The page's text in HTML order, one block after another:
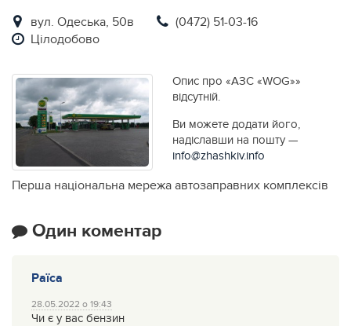
вул. Одеська, 50в
(0472) 51-03-16
Цілодобово
Опис про «АЗС «WOG»»
відсутній.
Ви можете додати його,
надіславши на пошту —
info@zhashkiv.info
Перша національна мережа автозаправних комплексів
Один коментар
Раїса
28.05.2022 о 19:43
Чи є у вас бензин